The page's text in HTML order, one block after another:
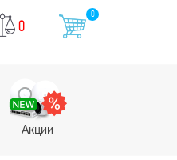
0
0
Акции